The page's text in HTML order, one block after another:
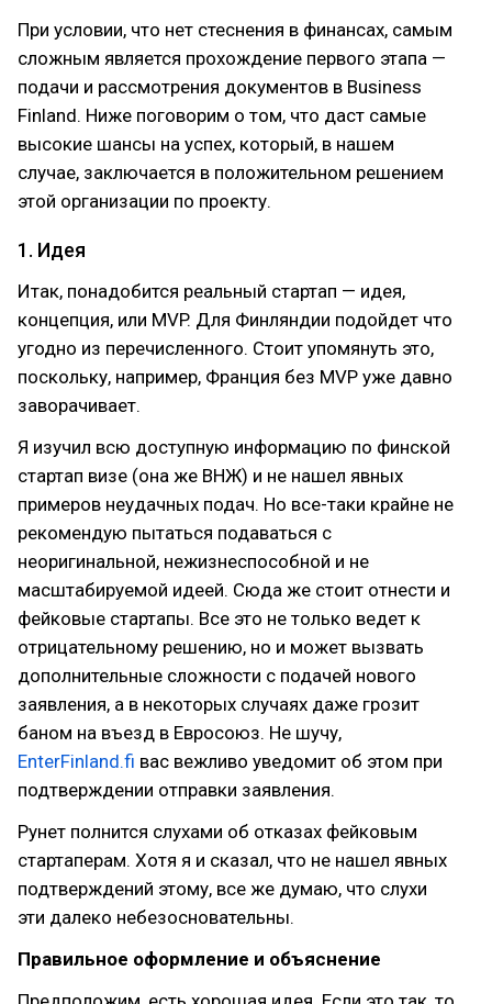
При условии, что нет стеснения в финансах, самым
сложным является прохождение первого этапа —
подачи и рассмотрения документов в Business
Finland. Ниже поговорим о том, что даст самые
высокие шансы на успех, который, в нашем
случае, заключается в положительном решением
этой организации по проекту.
1. Идея
Итак, понадобится реальный стартап — идея,
концепция, или MVP. Для Финляндии подойдет что
угодно из перечисленного. Стоит упомянуть это,
поскольку, например, Франция без MVP уже давно
заворачивает.
Я изучил всю доступную информацию по финской
стартап визе (она же ВНЖ) и не нашел явных
примеров неудачных подач. Но все-таки крайне не
рекомендую пытаться подаваться с
неоригинальной, нежизнеспособной и не
масштабируемой идеей. Сюда же стоит отнести и
фейковые стартапы. Все это не только ведет к
отрицательному решению, но и может вызвать
дополнительные сложности с подачей нового
заявления, а в некоторых случаях даже грозит
баном на въезд в Евросоюз. Не шучу,
EnterFinland.fi вас вежливо уведомит об этом при
подтверждении отправки заявления.
Рунет полнится слухами об отказах фейковым
стартаперам. Хотя я и сказал, что не нашел явных
подтверждений этому, все же думаю, что слухи
эти далеко небезосновательны.
Правильное оформление и объяснение